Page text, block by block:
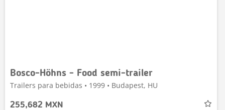
Bosco-Höhns - Food semi-trailer
Trailers para bebidas • 1999 • Budapest, HU
255,682 MXN